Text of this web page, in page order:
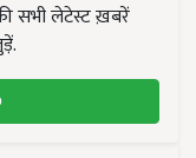
सभी लेटेस्ट ख़बरें